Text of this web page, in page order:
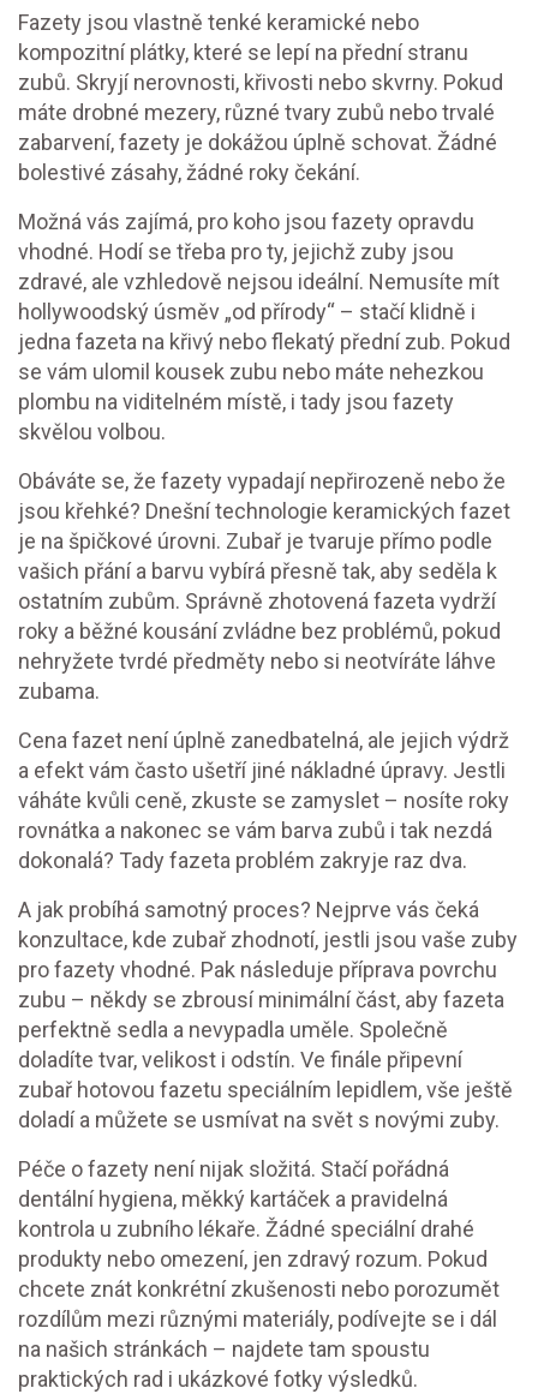
Fazety jsou vlastně tenké keramické nebo
kompozitní plátky, které se lepí na přední stranu
zubů. Skryjí nerovnosti, křivosti nebo skvrny. Pokud
máte drobné mezery, různé tvary zubů nebo trvalé
zabarvení, fazety je dokážou úplně schovat. Žádné
bolestivé zásahy, žádné roky čekání.
Možná vás zajímá, pro koho jsou fazety opravdu
vhodné. Hodí se třeba pro ty, jejichž zuby jsou
zdravé, ale vzhledově nejsou ideální. Nemusíte mít
hollywoodský úsměv „od přírody“ – stačí klidně i
jedna fazeta na křivý nebo flekatý přední zub. Pokud
se vám ulomil kousek zubu nebo máte nehezkou
plombu na viditelném místě, i tady jsou fazety
skvělou volbou.
Obáváte se, že fazety vypadají nepřirozeně nebo že
jsou křehké? Dnešní technologie keramických fazet
je na špičkové úrovni. Zubař je tvaruje přímo podle
vašich přání a barvu vybírá přesně tak, aby seděla k
ostatním zubům. Správně zhotovená fazeta vydrží
roky a běžné kousání zvládne bez problémů, pokud
nehryžete tvrdé předměty nebo si neotvíráte láhve
zubama.
Cena fazet není úplně zanedbatelná, ale jejich výdrž
a efekt vám často ušetří jiné nákladné úpravy. Jestli
váháte kvůli ceně, zkuste se zamyslet – nosíte roky
rovnátka a nakonec se vám barva zubů i tak nezdá
dokonalá? Tady fazeta problém zakryje raz dva.
A jak probíhá samotný proces? Nejprve vás čeká
konzultace, kde zubař zhodnotí, jestli jsou vaše zuby
pro fazety vhodné. Pak následuje příprava povrchu
zubu – někdy se zbrousí minimální část, aby fazeta
perfektně sedla a nevypadla uměle. Společně
doladíte tvar, velikost i odstín. Ve finále připevní
zubař hotovou fazetu speciálním lepidlem, vše ještě
doladí a můžete se usmívat na svět s novými zuby.
Péče o fazety není nijak složitá. Stačí pořádná
dentální hygiena, měkký kartáček a pravidelná
kontrola u zubního lékaře. Žádné speciální drahé
produkty nebo omezení, jen zdravý rozum. Pokud
chcete znát konkrétní zkušenosti nebo porozumět
rozdílům mezi různými materiály, podívejte se i dál
na našich stránkách – najdete tam spoustu
praktických rad i ukázkové fotky výsledků.